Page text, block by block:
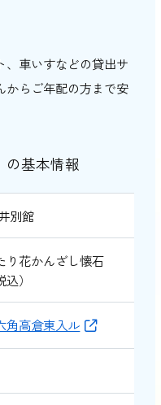
、車いすなどの貸出サ
からご年配の方まで安
の基本情報
別館
り花かんざし懐石
）
角高倉東入ル